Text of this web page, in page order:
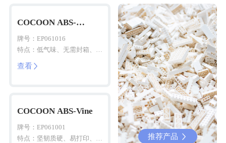
COCOON ABS-
牌号：EP061016
特点：低气味、无需封箱、易
打印
查看
COCOON ABS-Vine
牌号：EP061001
特点：坚韧质硬、易打印、细
推荐产品  推荐产品 